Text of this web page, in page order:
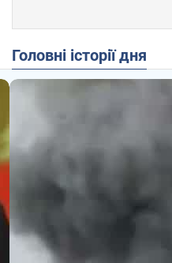
Головні історії дня